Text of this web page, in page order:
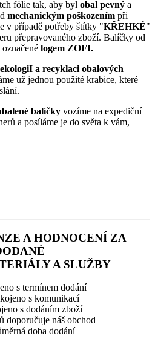
fólie tak, aby byl obal pevný a
mechanickým poškozením při
v případě potřeby štítky "KŘEHKÉ"
přepravovaného zboží. Balíčky od
logem ZOFI.
a recyklaci obalových
už jednou použité krabice, které
balíčky vozíme na expediční
a posíláme je do světa k vám,
A HODNOCENÍ ZA
A SLUŽBY
s termínem dodání
s komunikací
s dodáním zboží
doporučuje náš obchod
doba dodání